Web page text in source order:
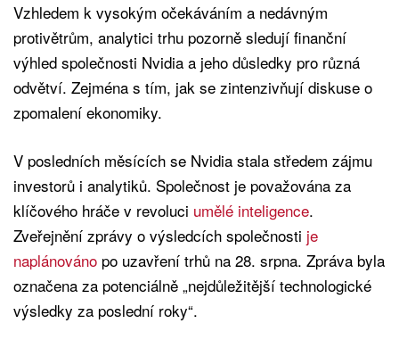
Vzhledem k vysokým očekáváním a nedávným
protivětrům, analytici trhu pozorně sledují finanční
výhled společnosti Nvidia a jeho důsledky pro různá
odvětví. Zejména s tím, jak se zintenzivňují diskuse o
zpomalení ekonomiky.
V posledních měsících se Nvidia stala středem zájmu
investorů i analytiků. Společnost je považována za
klíčového hráče v revoluci umělé inteligence.
Zveřejnění zprávy o výsledcích společnosti je
naplánováno po uzavření trhů na 28. srpna. Zpráva byla
označena za potenciálně „nejdůležitější technologické
výsledky za poslední roky“.